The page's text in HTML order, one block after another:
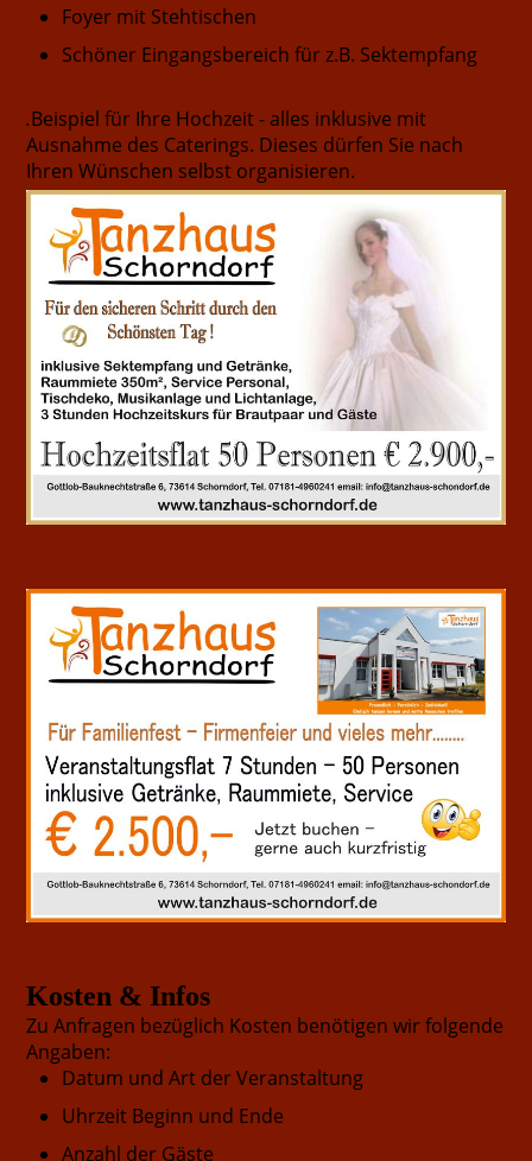
Foyer mit Stehtischen
Schöner Eingangsbereich für z.B. Sektempfang
.Beispiel für Ihre Hochzeit - alles inklusive mit
Ausnahme des Caterings. Dieses dürfen Sie nach
Ihren Wünschen selbst organisieren.
Kosten & Infos
Zu Anfragen bezüglich Kosten benötigen wir folgende
Angaben:
Datum und Art der Veranstaltung
Uhrzeit Beginn und Ende
Anzahl der Gäste